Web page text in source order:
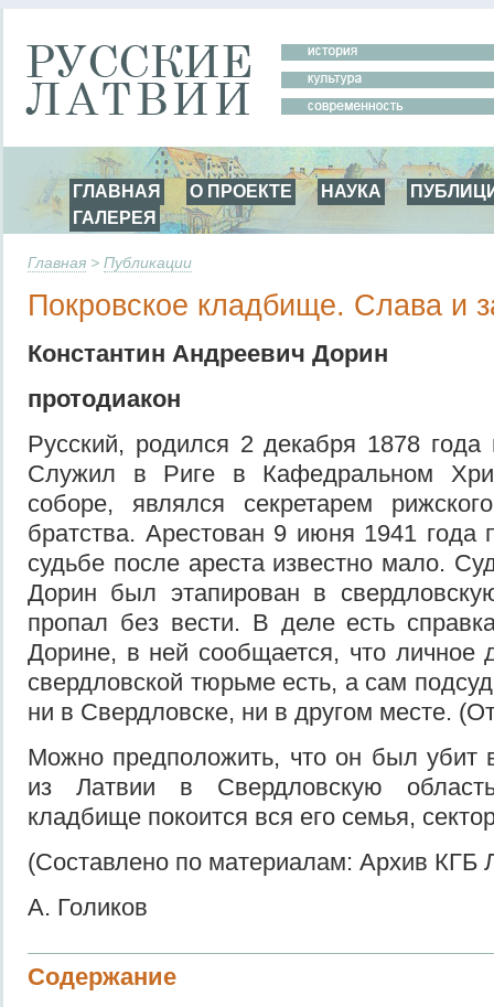
ГЛАВНАЯ О ПРОЕКТЕ НАУКА
ГАЛЕРЕЯ
Главная > Публикации
Покровское кладбище. Слава и
Константин Андреевич Дорин
протодиакон
Русский, родился 2 декабря 1878 года
Служил в Риге в Кафедральном
соборе, являлся секретарем
братства. Арестован 9 июня 1941
судьбе после ареста известно мало.
Дорин был этапирован в
пропал без вести. В деле есть
Дорине, в ней сообщается, что
свердловской тюрьме есть, а сам
ни в Свердловске, ни в другом месте.
Можно предположить, что он был убит
из Латвии в Свердловскую
кладбище покоится вся его семья,
(Составлено по материалам: Архив
А. Голиков
Содержание